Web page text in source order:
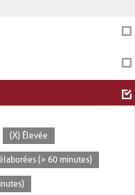
(X) Élevée
(> 60 minutes)